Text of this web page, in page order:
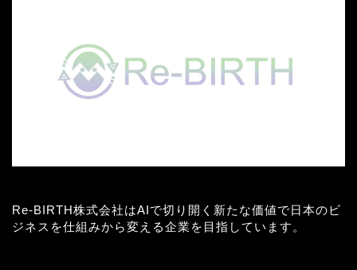
Re-BIRTH株式会社はAIで切り開く新たな価値で日本のビ
ジネスを仕組みから変える企業を目指しています。